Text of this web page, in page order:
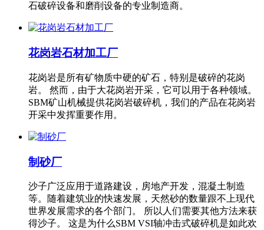
石破碎设备和磨削设备的专业制造商。
花岗岩石材加工厂
花岗岩是所有矿物质中硬的矿石，特别是破碎的花岗
岩。 然而，由于大花岗岩开采，它可以用于各种领域。
SBM矿山机械提供花岗岩破碎机，我们的产品在花岗岩
开采中发挥重要作用。
制砂厂
沙子广泛应用于道路建设，房地产开发，混凝土制造
等。随着建筑业的快速发展，天然砂的数量跟不上现代
世界发展需求的各个部门。 所以人们需要其他方法来获
得沙子。 这是为什么SBM VSI轴冲击式破碎机是如此欢